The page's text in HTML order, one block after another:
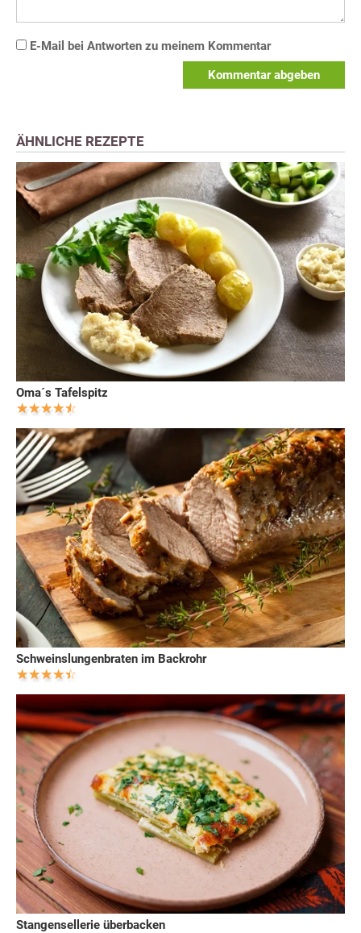
E-Mail bei Antworten zu meinem Kommentar
Kommentar abgeben
ÄHNLICHE REZEPTE
Oma´s Tafelspitz
Schweinslungenbraten im Backrohr
Stangensellerie überbacken